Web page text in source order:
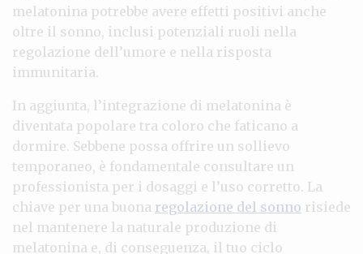
melatonina potrebbe avere effetti positivi anche
oltre il sonno, inclusi potenziali ruoli nella
regolazione dell’umore e nella risposta
immunitaria.
In aggiunta, l’integrazione di melatonina è
diventata popolare tra coloro che faticano a
dormire. Sebbene possa offrire un sollievo
temporaneo, è fondamentale consultare un
professionista per i dosaggi e l’uso corretto. La
chiave per una buona regolazione del sonno risiede
nel mantenere la naturale produzione di
melatonina e, di conseguenza, il tuo ciclo